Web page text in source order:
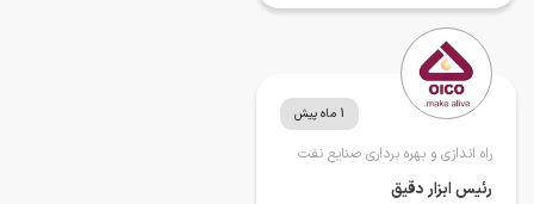
1 ماه پیش
راه اندازی و بهره برداری صنایع نفت
رئیس ابزار دقیق